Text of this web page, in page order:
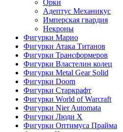
Орки
Адептус Механикус
Имперская гвардия
Некроны
Фигурки Марио
Фигурки Атака Титанов
Фигурки Трансформеров
Фигурки Властелин колец
Фигурки Metal Gear Solid
Фигурки Doom
Фигурки Старкрафт
Фигурки World of Warcraft
Фигурки Nier Automata
Фигурки Люди Х
Фигурки Оптимуса Прайма